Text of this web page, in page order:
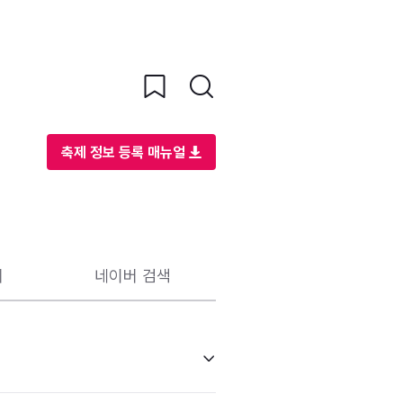
축제 정보 등록 매뉴얼
네이버 검색